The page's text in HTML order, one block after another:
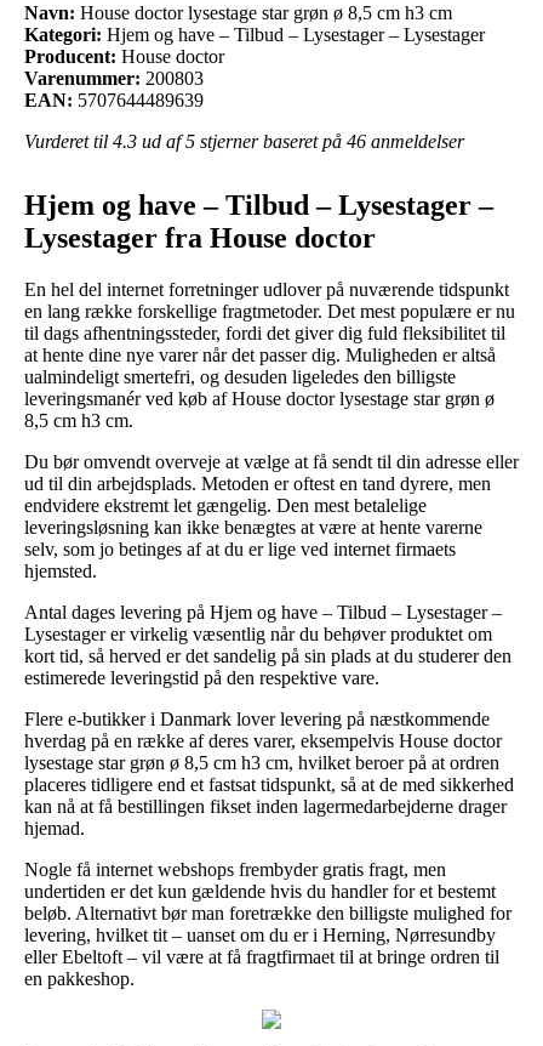
Navn: House doctor lysestage star grøn ø 8,5 cm h3 cm
Kategori: Hjem og have – Tilbud – Lysestager – Lysestager
Producent: House doctor
Varenummer: 200803
EAN: 5707644489639
Vurderet til 4.3 ud af 5 stjerner baseret på 46 anmeldelser
Hjem og have – Tilbud – Lysestager –
Lysestager fra House doctor
En hel del internet forretninger udlover på nuværende tidspunkt
en lang række forskellige fragtmetoder. Det mest populære er nu
til dags afhentningssteder, fordi det giver dig fuld fleksibilitet til
at hente dine nye varer når det passer dig. Muligheden er altså
ualmindeligt smertefri, og desuden ligeledes den billigste
leveringsmanér ved køb af House doctor lysestage star grøn ø
8,5 cm h3 cm.
Du bør omvendt overveje at vælge at få sendt til din adresse eller
ud til din arbejdsplads. Metoden er oftest en tand dyrere, men
endvidere ekstremt let gængelig. Den mest betalelige
leveringsløsning kan ikke benægtes at være at hente varerne
selv, som jo betinges af at du er lige ved internet firmaets
hjemsted.
Antal dages levering på Hjem og have – Tilbud – Lysestager –
Lysestager er virkelig væsentlig når du behøver produktet om
kort tid, så herved er det sandelig på sin plads at du studerer den
estimerede leveringstid på den respektive vare.
Flere e-butikker i Danmark lover levering på næstkommende
hverdag på en række af deres varer, eksempelvis House doctor
lysestage star grøn ø 8,5 cm h3 cm, hvilket beroer på at ordren
placeres tidligere end et fastsat tidspunkt, så at de med sikkerhed
kan nå at få bestillingen fikset inden lagermedarbejderne drager
hjemad.
Nogle få internet webshops frembyder gratis fragt, men
undertiden er det kun gældende hvis du handler for et bestemt
beløb. Alternativt bør man foretrække den billigste mulighed for
levering, hvilket tit – uanset om du er i Herning, Nørresundby
eller Ebeltoft – vil være at få fragtfirmaet til at bringe ordren til
en pakkeshop.